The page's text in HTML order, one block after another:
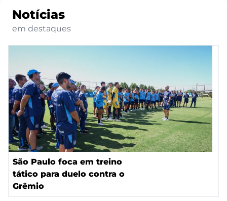
Notícias
em destaques
São Paulo foca em treino
tático para duelo contra o
Grêmio